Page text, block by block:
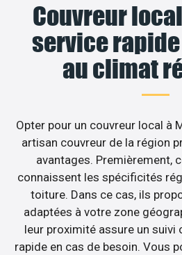
Couvreur
service
au climat
Opter pour un couvreur local à
artisan couvreur de la région
avantages. Premièrement,
connaissent les spécificités
toiture. Dans ce cas, ils
adaptées à votre zone
leur proximité assure un suivi
rapide en cas de besoin. Vous